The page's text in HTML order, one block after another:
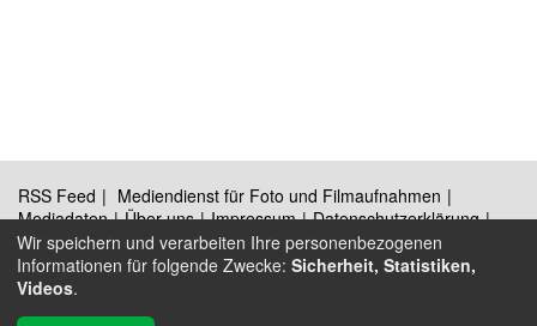
RSS Feed
Mediendienst für Foto und Filmaufnahmen
Mediadaten
Über uns Impressum
Datenschutzerklärung
Kontakt
Wir speichern und verarbeiten Ihre personenbezogenen
Informationen für folgende Zwecke: Sicherheit, Statistiken,
Videos.